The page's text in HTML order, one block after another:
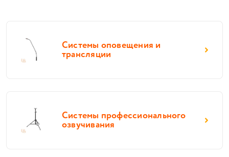
Системы оповещения и
трансляции
Системы профессионального
озвучивания